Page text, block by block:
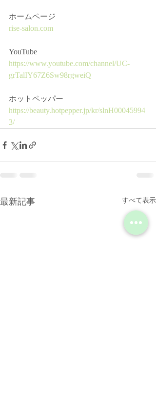
ホームページ ﻿
rise-salon.com
YouTube﻿
https://www.youtube.com/channel/UC-
grTalIY67Z6Sw98rgweiQ
ホットペッパー﻿
https://beauty.hotpepper.jp/kr/slnH00045994
3/
最新記事 すべて表示